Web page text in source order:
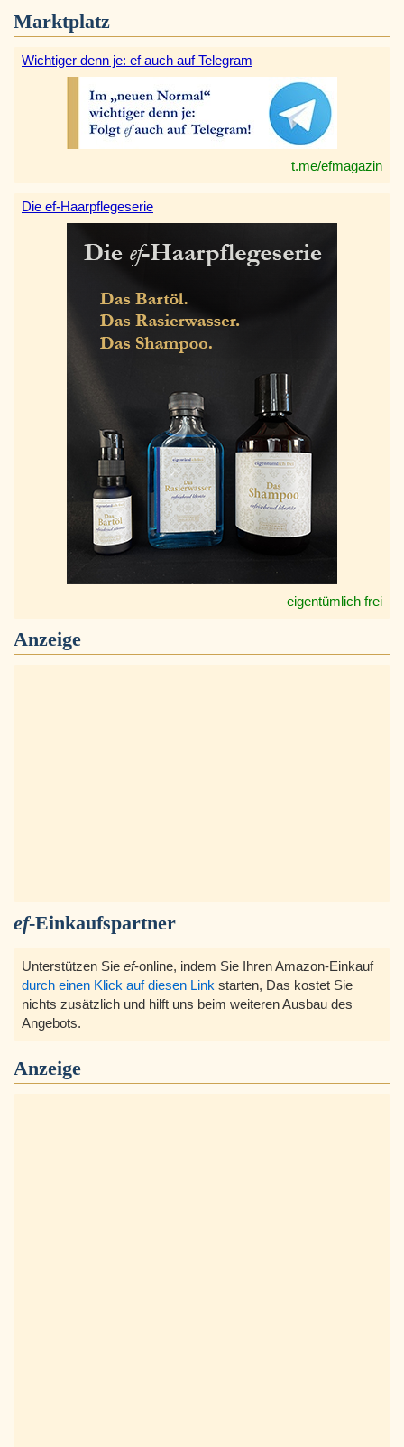
Marktplatz
Wichtiger denn je: ef auch auf Telegram
t.me/efmagazin
Die ef-Haarpflegeserie
eigentümlich frei
Anzeige
ef-Einkaufspartner
Unterstützen Sie ef-online, indem Sie Ihren Amazon-Einkauf
durch einen Klick auf diesen Link starten, Das kostet Sie
nichts zusätzlich und hilft uns beim weiteren Ausbau des
Angebots.
Anzeige